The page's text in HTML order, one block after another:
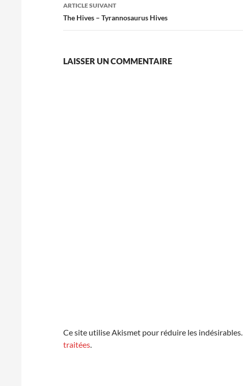
ARTICLE SUIVANT
The Hives – Tyrannosaurus Hives
LAISSER UN COMMENTAIRE
Ce site utilise Akismet pour réduire les indésirables.
traitées.